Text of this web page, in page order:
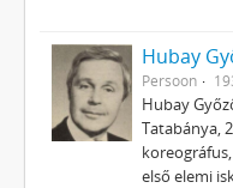
Hubay
Persoon
Hubay
Tatabánya,
első elemi